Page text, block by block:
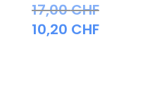
17,00CHF
10,20 CHF